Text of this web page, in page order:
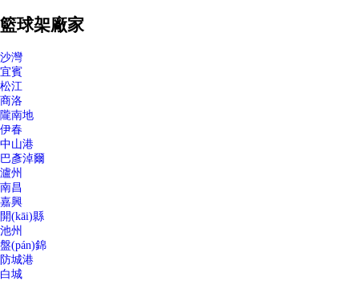
籃球架廠家
沙灣
宜賓
松江
商洛
隴南地
伊春
中山港
巴彥淖爾
瀘州
南昌
嘉興
開(kāi)縣
池州
盤(pán)錦
防城港
白城